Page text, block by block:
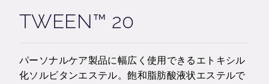
TWEEN™ 20
パーソナルケア製品に幅広く使用できるエトキシル
化ソルビタンエステル。飽和脂肪酸液状エステルで